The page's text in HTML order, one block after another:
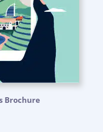
Brochure